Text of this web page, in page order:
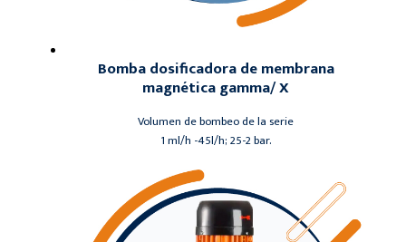
Bomba dosificadora de membrana
magnética gamma/ X
Volumen de bombeo de la serie
1 ml/h -45l/h; 25-2 bar.